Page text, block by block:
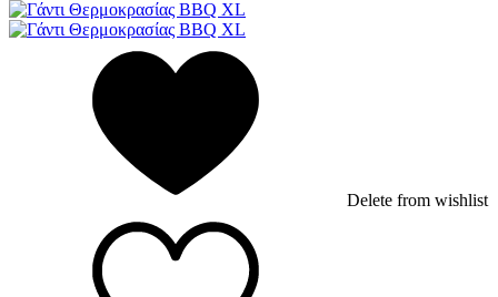
Delete from wishlist